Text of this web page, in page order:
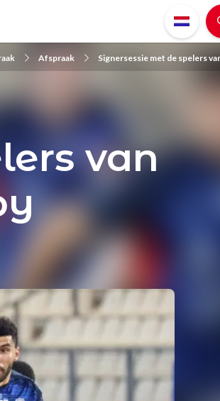
Afspraak Signersessie met de spelers
van